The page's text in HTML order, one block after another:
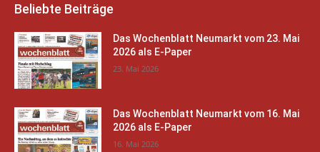
Beliebte Beiträge
Das Wochenblatt Neumarkt vom 23. Mai
2026 als E-Paper
23. Mai 2026
Das Wochenblatt Neumarkt vom 16. Mai
2026 als E-Paper
16. Mai 2026